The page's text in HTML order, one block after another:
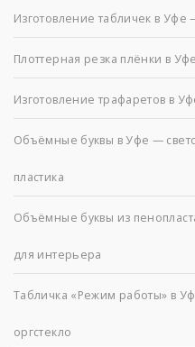
Изготовление табличек в
Плоттерная резка плёнки в
Изготовление трафаретов в
Объёмные буквы в Уфе —
пластика
Объёмные буквы из
для интерьера
Табличка «Режим работы» в
оргстекло